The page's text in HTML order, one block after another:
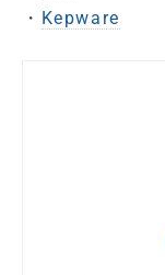
・ Kepware